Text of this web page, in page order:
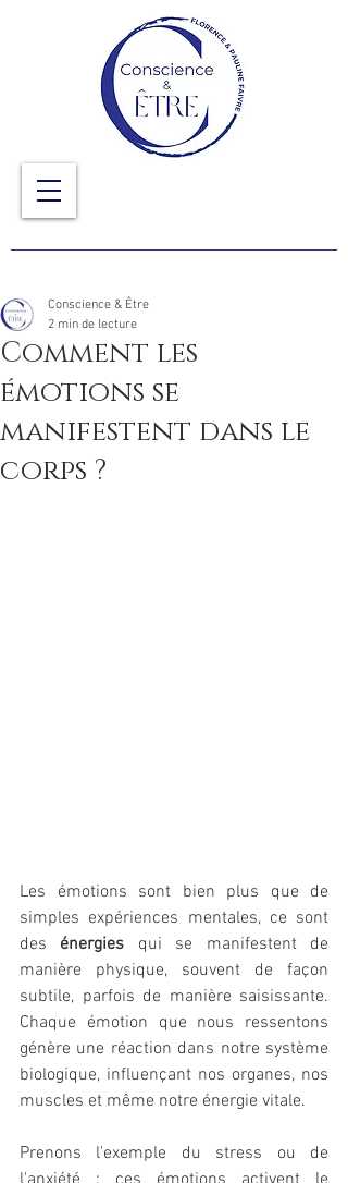
Comment les
émotions se
manifestent dans le
corps ?
Conscience & Être
2 min de lecture
Les émotions sont bien plus que de
simples expériences mentales, ce sont
des énergies qui se manifestent de
manière physique, souvent de façon
subtile, parfois de manière saisissante.
Chaque émotion que nous ressentons
génère une réaction dans notre système
biologique, influençant nos organes, nos
muscles et même notre énergie vitale.
Prenons l'exemple du stress ou de